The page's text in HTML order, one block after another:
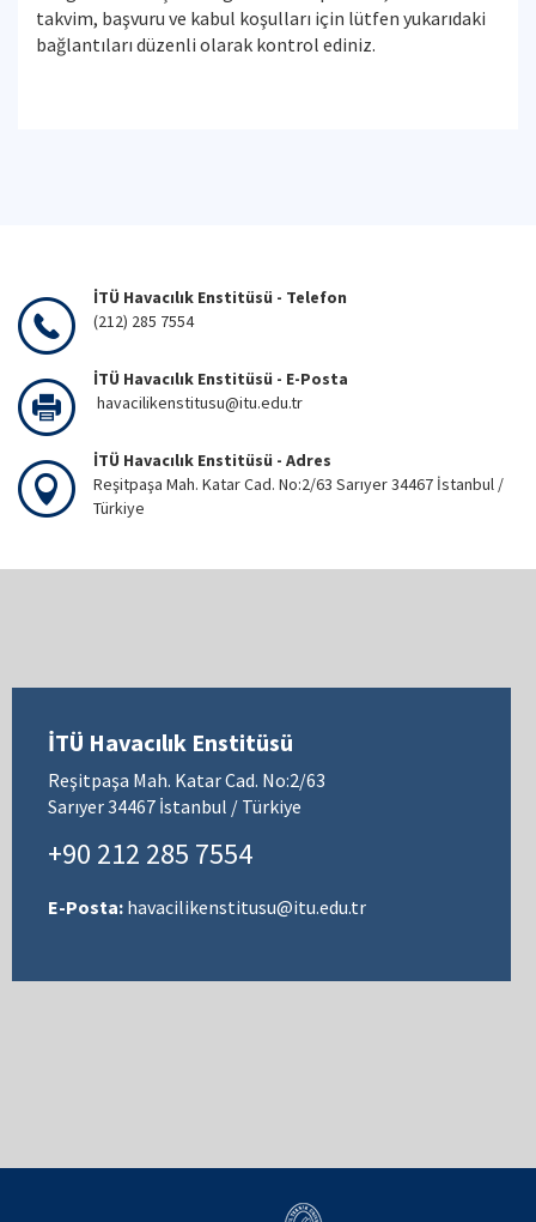
takvim, başvuru ve kabul koşulları için lütfen yukarıdaki
bağlantıları düzenli olarak kontrol ediniz.
İTÜ Havacılık Enstitüsü - Telefon
(212) 285 7554
İTÜ Havacılık Enstitüsü - E-Posta
havacilikenstitusu@itu.edu.tr
İTÜ Havacılık Enstitüsü - Adres
Reşitpaşa Mah. Katar Cad. No:2/63 Sarıyer 34467 İstanbul /
Türkiye
İTÜ Havacılık Enstitüsü
Reşitpaşa Mah. Katar Cad. No:2/63
Sarıyer 34467 İstanbul / Türkiye
+90 212 285 7554
E-Posta: havacilikenstitusu@itu.edu.tr